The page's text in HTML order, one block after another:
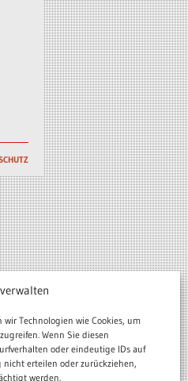
Technologien wie Cookies, um
Wenn Sie diesen
oder eindeutige IDs auf
nicht erteilen oder zurückziehen,
werden.